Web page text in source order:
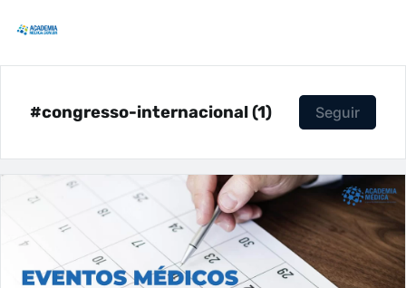
#congresso-internacional (1) Seguir